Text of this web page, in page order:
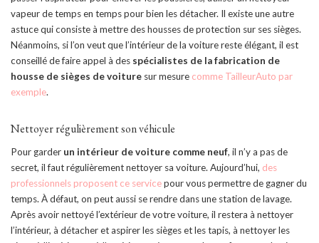
vapeur de temps en temps pour bien les détacher. Il existe une autre
astuce qui consiste à mettre des housses de protection sur ses sièges.
Néanmoins, si l’on veut que l’intérieur de la voiture reste élégant, il est
conseillé de faire appel à des spécialistes de la fabrication de
housse de sièges de voiture sur mesure comme TailleurAuto par
exemple.
Nettoyer régulièrement son véhicule
Pour garder un intérieur de voiture comme neuf, il n’y a pas de
secret, il faut régulièrement nettoyer sa voiture. Aujourd’hui, des
professionnels proposent ce servicepour vous permettre de gagner du
temps. À défaut, on peut aussi se rendre dans une station de lavage.
Après avoir nettoyé l’extérieur de votre voiture, il restera à nettoyer
l’intérieur, à détacher et aspirer les sièges et les tapis, à nettoyer les